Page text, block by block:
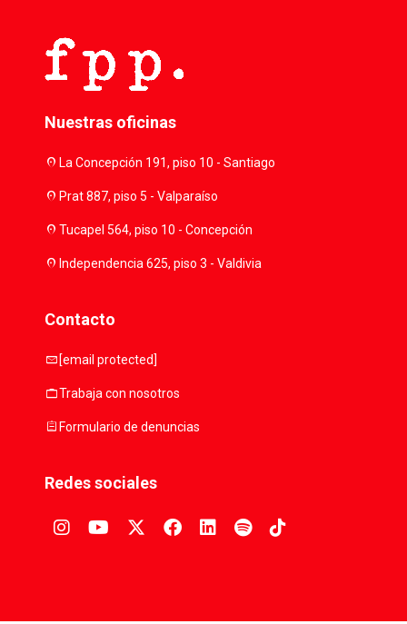
Nuestras oficinas
location_onLa Concepción 191, piso 10 - Santiago
location_onPrat 887, piso 5 - Valparaíso
location_onTucapel 564, piso 10 - Concepción
location_onIndependencia 625, piso 3 - Valdivia
Contacto
mail [email protected]
workTrabaja con nosotros
assignmentFormulario de denuncias
Redes sociales